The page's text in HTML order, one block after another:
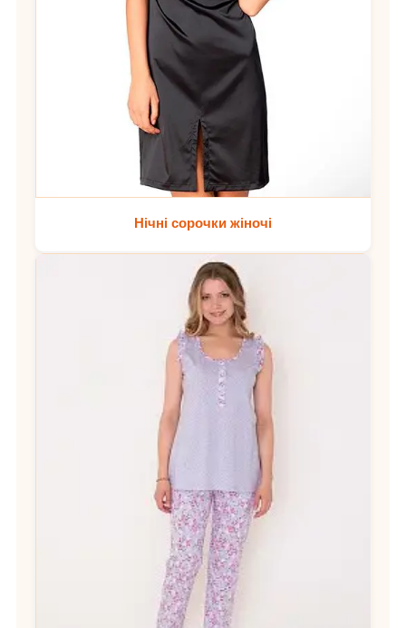
Нічні сорочки жіночі